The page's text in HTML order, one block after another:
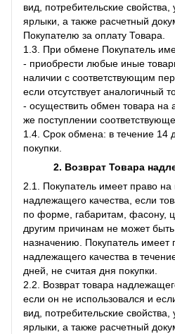
вид, потребительские
ярлыки, а также расчетный
Покупателю за оплату Товара.
1.3. При обмене Покупатель
- приобрести любые иные
наличии с соответствующим
если отсутствует аналогичный
- осуществить обмен товара на
же поступлении
1.4. Срок обмена: в течение 14
покупки.
2. Возврат Товара
2.1. Покупатель имеет право на
надлежащего качества, если
по форме, габаритам, фасону,
другим причинам не может
назначению. Покупатель имеет
надлежащего качества в
дней, не считая дня покупки.
2.2. Возврат товара
если он не использовался и
вид, потребительские
ярлыки, а также расчетный